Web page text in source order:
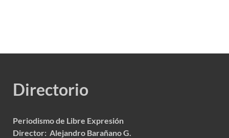
Directorio
Periodismo de Libre Expresión
Director: Alejandro Barañano G.